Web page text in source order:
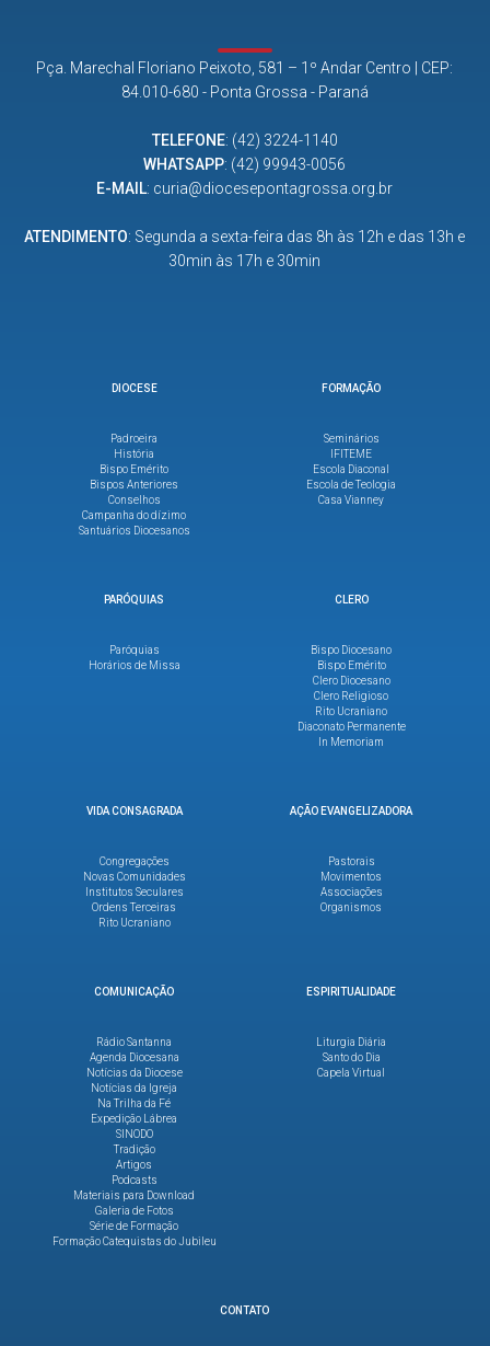
Pça. Marechal Floriano Peixoto, 581 – 1º Andar Centro | CEP:
84.010-680 - Ponta Grossa - Paraná
TELEFONE: (42) 3224-1140
WHATSAPP: (42) 99943-0056
E-MAIL: curia@diocesepontagrossa.org.br
ATENDIMENTO: Segunda a sexta-feira das 8h às 12h e das 13h e
30min às 17h e 30min
DIOCESE
Padroeira
História
Bispo Emérito
Bispos Anteriores
Conselhos
Campanha do dízimo
Santuários Diocesanos
FORMAÇÃO
Seminários
IFITEME
Escola Diaconal
Escola de Teologia
Casa Vianney
PARÓQUIAS
Paróquias
Horários de Missa
CLERO
Bispo Diocesano
Bispo Emérito
Clero Diocesano
Clero Religioso
Rito Ucraniano
Diaconato Permanente
In Memoriam
VIDA CONSAGRADA
Congregações
Novas Comunidades
Institutos Seculares
Ordens Terceiras
Rito Ucraniano
AÇÃO EVANGELIZADORA
Pastorais
Movimentos
Associações
Organismos
COMUNICAÇÃO
Rádio Santanna
Agenda Diocesana
Notícias da Diocese
Notícias da Igreja
Na Trilha da Fé
Expedição Lábrea
SINODO
Tradição
Artigos
Podcasts
Materiais para Download
Galeria de Fotos
Série de Formação
Formação Catequistas do Jubileu
ESPIRITUALIDADE
Liturgia Diária
Santo do Dia
Capela Virtual
CONTATO